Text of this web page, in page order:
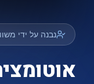
נבנה על ידי